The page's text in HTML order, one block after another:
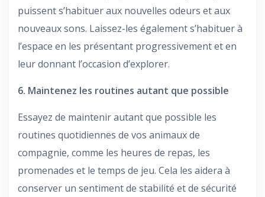
puissent s’habituer aux nouvelles odeurs et aux
nouveaux sons. Laissez-les également s’habituer à
l’espace en les présentant progressivement et en
leur donnant l’occasion d’explorer.
6. Maintenez les routines autant que possible
Essayez de maintenir autant que possible les
routines quotidiennes de vos animaux de
compagnie, comme les heures de repas, les
promenades et le temps de jeu. Cela les aidera à
conserver un sentiment de stabilité et de sécurité